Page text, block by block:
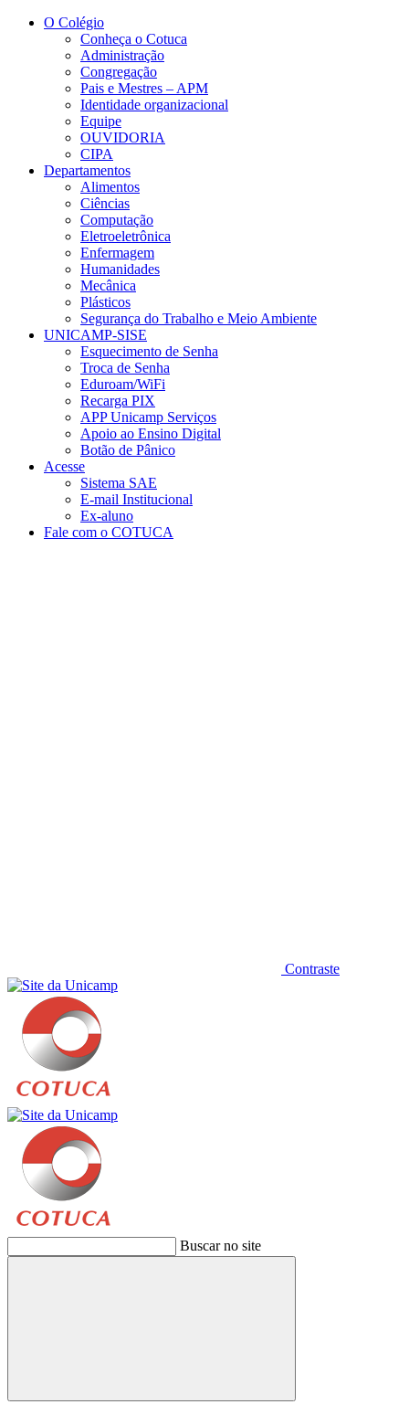
Conteúdo principal
O Colégio
Conheça o Cotuca
Administração
Congregação
Pais e Mestres – APM
Identidade organizacional
Equipe
OUVIDORIA
CIPA
Departamentos
Alimentos
Ciências
Computação
Eletroeletrônica
Enfermagem
Humanidades
Mecânica
Plásticos
Segurança do Trabalho e Meio Ambiente
UNICAMP-SISE
Esquecimento de Senha
Troca de Senha
Eduroam/WiFi
Recarga PIX
APP Unicamp Serviços
Apoio ao Ensino Digital
Botão de Pânico
Acesse
Sistema SAE
E-mail Institucional
Ex-aluno
Fale com o COTUCA
Contraste
Buscar no site
Buscar